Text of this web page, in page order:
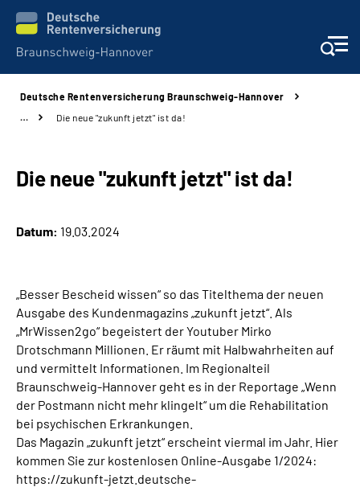
Karriere
Über uns
Online-Services
Inhalte in Gebärdensprache (DGS)
Leichte Sprache
Deutsche Rentenversicherung Braunschweig-Hannover
…
Die neue "zukunft jetzt" ist da!
Die neue "zukunft jetzt" ist da!
Datum: 19.03.2024
„Besser Bescheid wissen“ so das Titelthema der neuen
Ausgabe des Kundenmagazins „zukunft jetzt“. Als
„MrWissen2go“ begeistert der Youtuber Mirko
Drotschmann Millionen. Er räumt mit Halbwahrheiten auf
und vermittelt Informationen. Im Regionalteil
Braunschweig-Hannover geht es in der Reportage „Wenn
der Postmann nicht mehr klingelt“ um die Rehabilitation
bei psychischen Erkrankungen.
Das Magazin „zukunft jetzt“ erscheint viermal im Jahr. Hier
kommen Sie zur kostenlosen Online-Ausgabe 1/2024:
https://zukunft-jetzt.deutsche-